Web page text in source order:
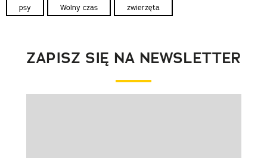
psy Wolny czas zwierzęta
ZAPISZ SIĘ NA NEWSLETTER